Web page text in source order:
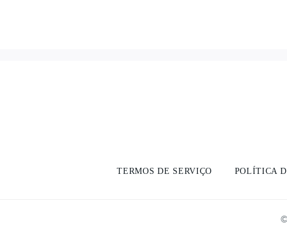
TERMOS DE SERVIÇO POLÍTICA